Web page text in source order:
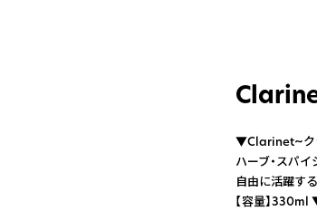
▼Clarinet~ク
ハーブ・スパ
自由に活躍す
【容量】